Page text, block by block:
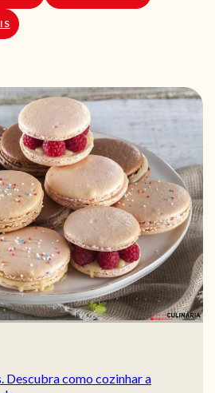
Descubra como cozinhar a